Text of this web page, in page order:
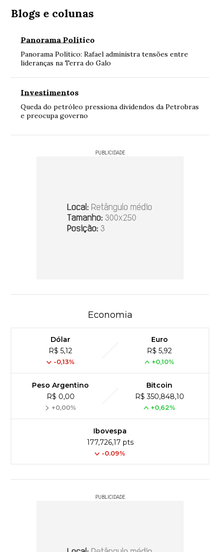
Blogs e colunas
Panorama Político
Panorama Político: Rafael administra tensões entre
lideranças na Terra do Galo
Investimentos
Queda do petróleo pressiona dividendos da Petrobras
e preocupa governo
PUBLICIDADE
Economia
Dólar
R$ 5,12
-0,13%
Euro
R$ 5,92
+0,10%
Peso Argentino
R$ 0,00
+0,00%
Bitcoin
R$ 350,848,10
+0,62%
Ibovespa
177,726,17 pts
-0.09%
PUBLICIDADE